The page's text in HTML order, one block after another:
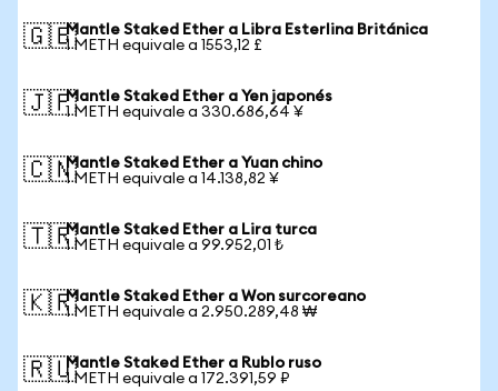
🇬🇧Mantle Staked Ether a Libra Esterlina Británica
1 METH equivale a 1553,12 £
🇯🇵Mantle Staked Ether a Yen japonés
1 METH equivale a 330.686,64 ¥
🇨🇳Mantle Staked Ether a Yuan chino
1 METH equivale a 14.138,82 ¥
🇹🇷Mantle Staked Ether a Lira turca
1 METH equivale a 99.952,01 ₺
🇰🇷Mantle Staked Ether a Won surcoreano
1 METH equivale a 2.950.289,48 ₩
🇷🇺Mantle Staked Ether a Rublo ruso
1 METH equivale a 172.391,59 ₽